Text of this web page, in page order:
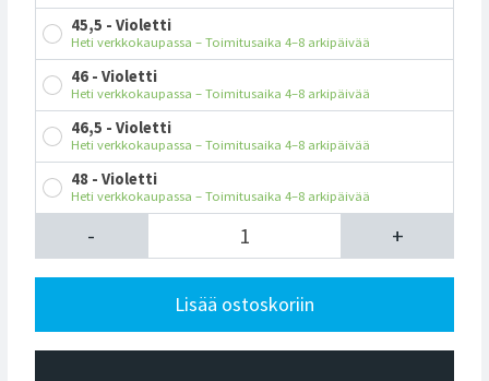
45,5 - Violetti
Heti verkkokaupassa – Toimitusaika 4–8 arkipäivää
46 - Violetti
Heti verkkokaupassa – Toimitusaika 4–8 arkipäivää
46,5 - Violetti
Heti verkkokaupassa – Toimitusaika 4–8 arkipäivää
48 - Violetti
Heti verkkokaupassa – Toimitusaika 4–8 arkipäivää
- +
Lisää ostoskoriin